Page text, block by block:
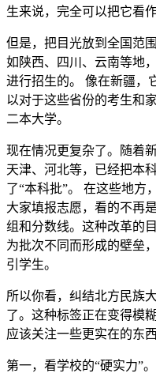
生来说，完全可以把它看
但是，把目光放到全国范
如陕西、四川、云南等地
进行招生的。 像在新疆，
以对于这些省份的考生和
二本大学。
现在情况更复杂了。随着
天津、河北等，已经把本
了“本科批”。 在这些地方
大家填报志愿，看的不再
组和分数线。这种改革的
为批次不同而形成的壁垒
引学生。
所以你看，纠结北方民族
了。这种标签正在变得模
应该关注一些更实在的东西
第一，看学校的“硬实力”